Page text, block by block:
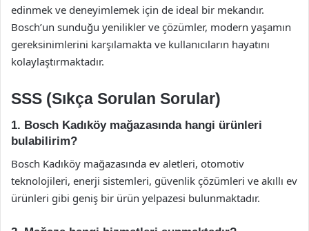
edinmek ve deneyimlemek için de ideal bir mekandır.
Bosch’un sunduğu yenilikler ve çözümler, modern yaşamın
gereksinimlerini karşılamakta ve kullanıcıların hayatını
kolaylaştırmaktadır.
SSS (Sıkça Sorulan Sorular)
1. Bosch Kadıköy mağazasında hangi ürünleri
bulabilirim?
Bosch Kadıköy mağazasında ev aletleri, otomotiv
teknolojileri, enerji sistemleri, güvenlik çözümleri ve akıllı ev
ürünleri gibi geniş bir ürün yelpazesi bulunmaktadır.